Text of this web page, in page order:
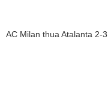
AC Milan thua Atalanta 2-